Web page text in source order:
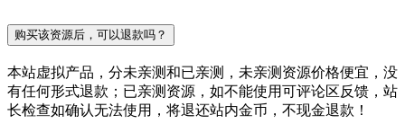
购买该资源后，可以退款吗？
本站虚拟产品，分未亲测和已亲测，未亲测资源价格便宜，没
有任何形式退款；已亲测资源，如不能使用可评论区反馈，站
长检查如确认无法使用，将退还站内金币，不现金退款！